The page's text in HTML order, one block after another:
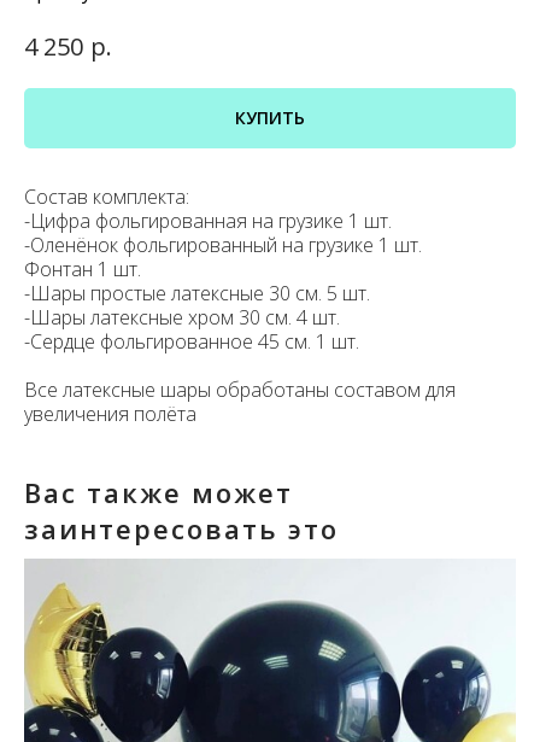
4 250 р.
КУПИТЬ
Состав комплекта:
-Цифра фольгированная на грузике 1 шт.
-Оленёнок фольгированный на грузике 1 шт.
Фонтан 1 шт.
-Шары простые латексные 30 см. 5 шт.
-Шары латексные хром 30 см. 4 шт.
-Сердце фольгированное 45 см. 1 шт.
Все латексные шары обработаны составом для
увеличения полёта
Вас также может
заинтересовать это